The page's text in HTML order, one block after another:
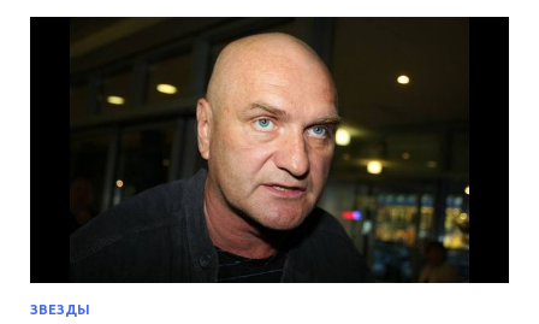
ЗВЕЗДЫ